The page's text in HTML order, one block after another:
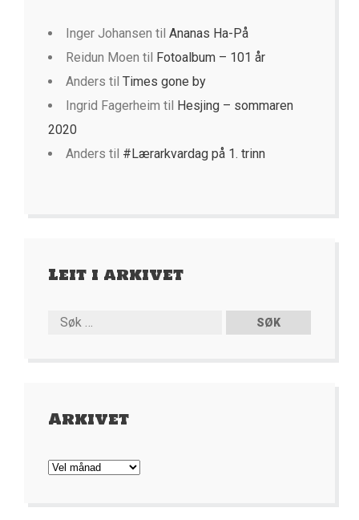
Inger Johansen til Ananas Ha-På
Reidun Moen til Fotoalbum – 101 år
Anders til Times gone by
Ingrid Fagerheim til Hesjing – sommaren
2020
Anders til #Lærarkvardag på 1. trinn
Leit i arkivet
Arkivet
Arkivet